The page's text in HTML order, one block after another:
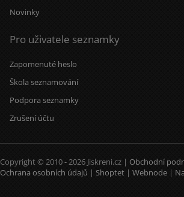
Novinky
Pro uživatele seznamky
Zapomenuté heslo
Škola seznamování
Podpora seznamky
Zrušení účtu
Copyright © 2010 - 2026 Jiskreni.cz | Obchodní
Ochrana osobních údajů | Shoptet | Webnode |